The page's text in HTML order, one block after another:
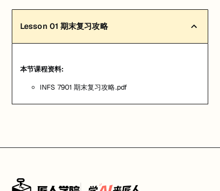
Lesson 01 期末复习攻略
本节课程资料:
INFS 7901 期末复习攻略.pdf